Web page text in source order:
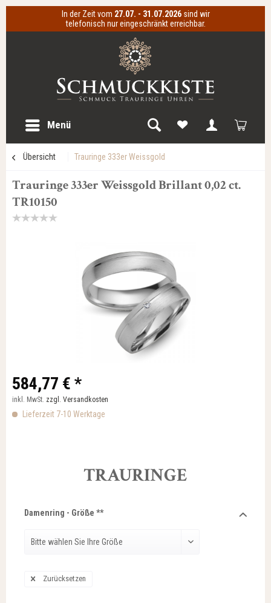
In der Zeit vom 27.07. - 31.07.2026 sind wir
telefonisch nur eingeschränkt erreichbar.
Menü
Übersicht Trauringe 333er Weissgold
Trauringe 333er Weissgold Brillant 0,02 ct.
TR10150
584,77 € *
inkl. MwSt. zzgl. Versandkosten
Lieferzeit 7-10 Werktage
TRAURINGE
Damenring - Größe **
Zurücksetzen